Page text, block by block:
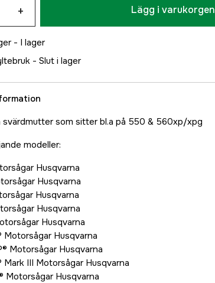
+ Lägg i varukorgen
- I lager
- Slut i lager
svärdmutter som sitter bl.a på 550 & 560xp/xpg
modeller:
Husqvarna
Husqvarna
Husqvarna
Husqvarna
Husqvarna
Motorsågar Husqvarna
Motorsågar Husqvarna
Mark III Motorsågar Husqvarna
Motorsågar Husqvarna